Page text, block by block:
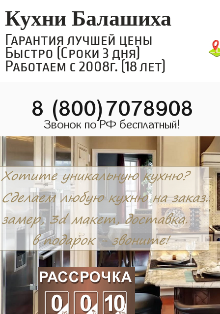
Кухни Балашиха
Гарантия лучшей цены
Быстро (Сроки 3 дня)
Работаем с 2008г. (18 лет)
8 (800)7078908
Звонок по РФ бесплатный!